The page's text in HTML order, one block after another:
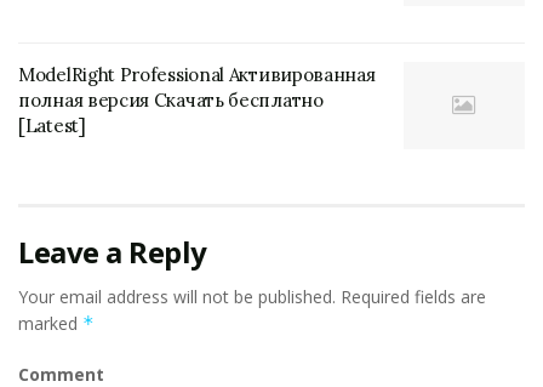
ModelRight Professional Активированная
полная версия Скачать бесплатно
[Latest]
Leave a Reply
Your email address will not be published. Required fields are
marked *
Comment